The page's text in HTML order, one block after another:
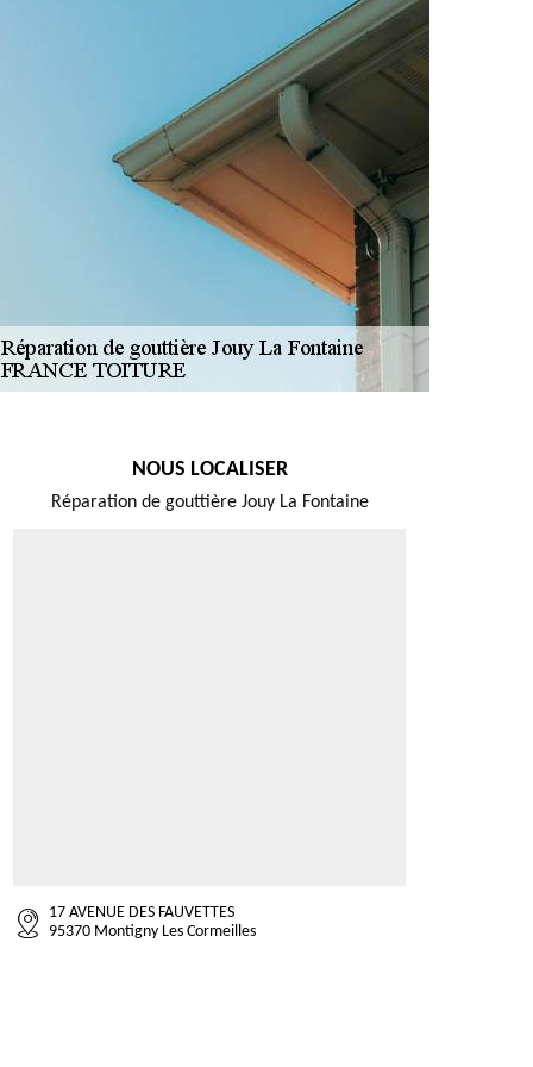
NOUS LOCALISER
Réparation de gouttière Jouy La Fontaine
17 AVENUE DES FAUVETTES
95370 Montigny Les Cormeilles